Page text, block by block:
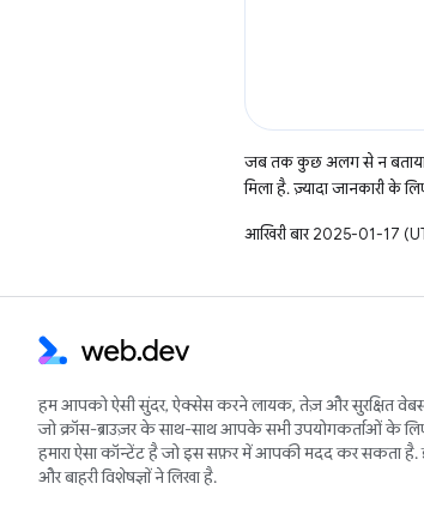
जब तक कुछ अलग से न बताया
मिला है. ज़्यादा जानकारी के
आखिरी बार 2025-01-17
हम आपको ऐसी सुंदर, ऐक्सेस करने लायक, तेज़ और सुरक्षित
जो क्रॉस-ब्राउज़र के साथ-साथ आपके सभी उपयोगकर्ताओं के
हमारा ऐसा कॉन्टेंट है जो इस सफ़र में आपकी मदद कर सकता
और बाहरी विशेषज्ञों ने लिखा है.